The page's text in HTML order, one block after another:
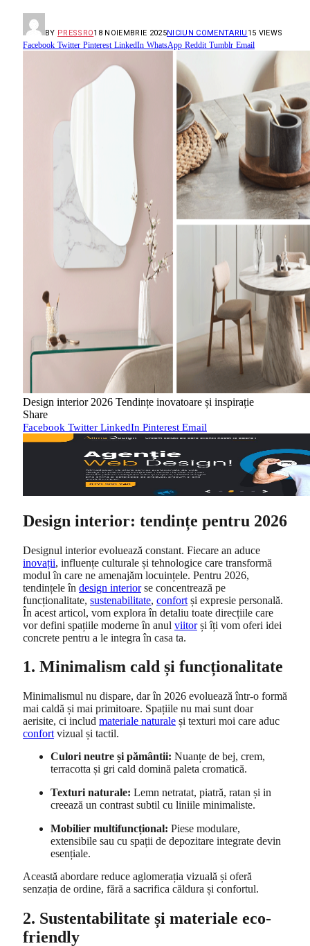
BY PRESSRO18 NOIEMBRIE 2025NICIUN COMENTARIU 15 VIEWS
Facebook Twitter Pinterest LinkedIn WhatsApp Reddit Tumblr Email
Design interior 2026 Tendințe inovatoare și inspirație
Share
Facebook Twitter LinkedIn Pinterest Email
Design interior: tendințe pentru 2026
Designul interior evoluează constant. Fiecare an aduce
inovații, influențe culturale și tehnologice care transformă
modul în care ne amenajăm locuințele. Pentru 2026,
tendințele în design interiorse concentrează pe
funcționalitate, sustenabilitate, confort și expresie personală.
În acest articol, vom explora în detaliu toate direcțiile care
vor defini spațiile moderne în anul viitorși îți vom oferi idei
concrete pentru a le integra în casa ta.
1. Minimalism cald și funcționalitate
Minimalismul nu dispare, dar în 2026 evoluează într-o formă
mai caldă și mai primitoare. Spațiile nu mai sunt doar
aerisite, ci includ materiale naturale și texturi moi care aduc
confort vizual și tactil.
Culori neutre și pământii: Nuanțe de bej, crem,
terracotta și gri cald domină paleta cromatică.
Texturi naturale: Lemn netratat, piatră, ratan și in
creează un contrast subtil cu liniile minimaliste.
Mobilier multifuncțional: Piese modulare,
extensibile sau cu spații de depozitare integrate devin
esențiale.
Această abordare reduce aglomerația vizuală și oferă
senzația de ordine, fără a sacrifica căldura și confortul.
2. Sustentabilitate și materiale eco-
friendly